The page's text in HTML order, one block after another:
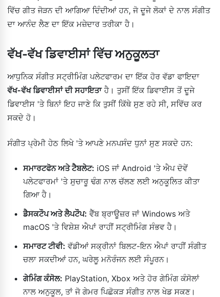
ਵਿੱਚ ਗੀਤ ਜੋੜਨ ਦੀ ਆਗਿਆ ਦਿੰਦੀਆਂ ਹਨ, ਜੋ ਦੂਜੇ ਲੋਕਾਂ ਦੇ ਨਾਲ ਸੰਗੀਤ
ਦਾ ਆਨੰਦ ਲੈਣ ਦਾ ਇੱਕ ਮਜ਼ੇਦਾਰ ਤਰੀਕਾ ਹੈ।
ਵੱਖ-ਵੱਖ ਡਿਵਾਈਸਾਂ ਵਿੱਚ ਅਨੁਕੂਲਤਾ
ਆਧੁਨਿਕ ਸੰਗੀਤ ਸਟ੍ਰੀਮਿੰਗ ਪਲੇਟਫਾਰਮ ਦਾ ਇੱਕ ਹੋਰ ਵੱਡਾ ਫਾਇਦਾ
ਵੱਖ-ਵੱਖ ਡਿਵਾਈਸਾਂ ਦੀ ਸਹਾਇਤਾਹੈ। ਤੁਸੀਂ ਇੱਕ ਡਿਵਾਈਸ ਤੋਂ ਦੂਜੇ
ਡਿਵਾਈਸ 'ਤੇ ਬਿਨਾਂ ਇਹ ਜਾਣੇ ਕਿ ਤੁਸੀਂ ਕਿੱਥੇ ਸੁਣ ਰਹੇ ਸੀ, ਸਵਿੱਚ ਕਰ
ਸਕਦੇ ਹੋ।
ਸੰਗੀਤ ਪ੍ਰੇਮੀ ਹੇਠ ਲਿਖੇ 'ਤੇ ਆਪਣੇ ਮਨਪਸੰਦ ਧੁਨਾਂ ਸੁਣ ਸਕਦੇ ਹਨ:
ਸਮਾਰਟਫੋਨ ਅਤੇ ਟੈਬਲੇਟ: iOS ਜਾਂ Android 'ਤੇ ਐਪ ਦੋਵੇਂ
ਪਲੇਟਫਾਰਮਾਂ 'ਤੇ ਸੁਚਾਰੂ ਢੰਗ ਨਾਲ ਚੱਲਣ ਲਈ ਅਨੁਕੂਲਿਤ ਕੀਤਾ
ਗਿਆ ਹੈ।
ਡੈਸਕਟੌਪ ਅਤੇ ਲੈਪਟੌਪ: ਵੈੱਬ ਬ੍ਰਾਊਜ਼ਰ ਜਾਂ Windows ਅਤੇ
macOS 'ਤੇ ਵਿਸ਼ੇਸ਼ ਐਪਾਂ ਰਾਹੀਂ ਸਟ੍ਰੀਮਿੰਗ ਸੰਭਵ ਹੈ।
ਸਮਾਰਟ ਟੀਵੀ: ਵੱਡੀਆਂ ਸਕ੍ਰੀਨਾਂ ਬਿਲਟ-ਇਨ ਐਪਾਂ ਰਾਹੀਂ ਸੰਗੀਤ
ਚਲਾ ਸਕਦੀਆਂ ਹਨ, ਘਰੇਲੂ ਮਨੋਰੰਜਨ ਲਈ ਸੰਪੂਰਨ।
ਗੇਮਿੰਗ ਕੰਸੋਲ: PlayStation, Xbox ਅਤੇ ਹੋਰ ਗੇਮਿੰਗ ਕੰਸੋਲਾਂ
ਨਾਲ ਅਨੁਕੂਲ, ਤਾਂ ਜੋ ਗੇਮਰ ਪਿਛੋਕੜ ਸੰਗੀਤ ਨਾਲ ਖੇਡ ਸਕਣ।